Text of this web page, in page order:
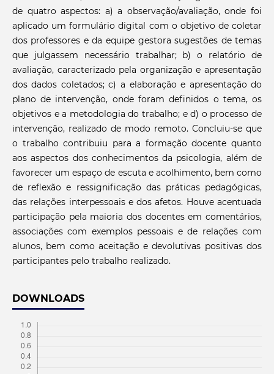
de quatro aspectos: a) a observação/avaliação, onde foi
aplicado um formulário digital com o objetivo de coletar
dos professores e da equipe gestora sugestões de temas
que julgassem necessário trabalhar; b) o relatório de
avaliação, caracterizado pela organização e apresentação
dos dados coletados; c) a elaboração e apresentação do
plano de intervenção, onde foram definidos o tema, os
objetivos e a metodologia do trabalho; e d) o processo de
intervenção, realizado de modo remoto. Concluiu-se que
o trabalho contribuiu para a formação docente quanto
aos aspectos dos conhecimentos da psicologia, além de
favorecer um espaço de escuta e acolhimento, bem como
de reflexão e ressignificação das práticas pedagógicas,
das relações interpessoais e dos afetos. Houve acentuada
participação pela maioria dos docentes em comentários,
associações com exemplos pessoais e de relações com
alunos, bem como aceitação e devolutivas positivas dos
participantes pelo trabalho realizado.
DOWNLOADS